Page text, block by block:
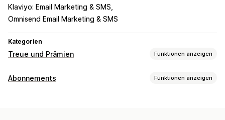
Klaviyo: Email Marketing & SMS
Omnisend Email Marketing & SMS
Kategorien
Treue und Prämien Funktionen anzeigen
Programmtypen
Abonnements Funktionen anzeigen